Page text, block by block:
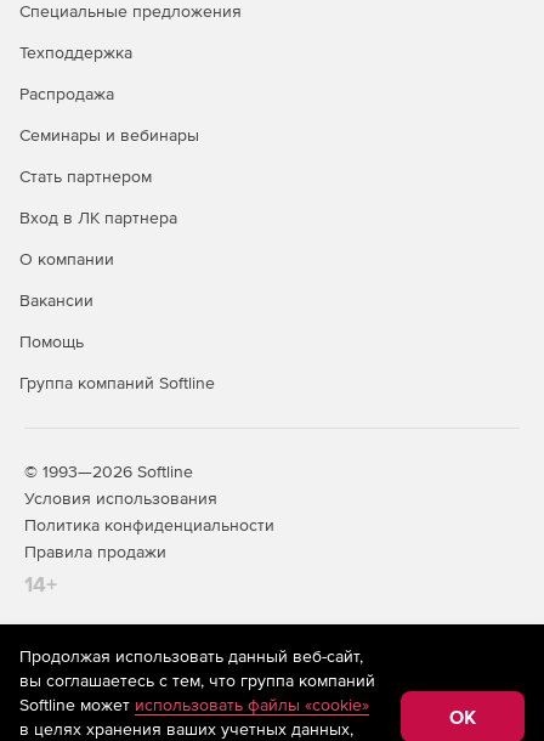
Специальные предложения
Техподдержка
Распродажа
Семинары и вебинары
Стать партнером
Вход в ЛК партнера
О компании
Вакансии
Помощь
Группа компаний Softline
© 1993—2026 Softline
Условия использования
Политика конфиденциальности
Правила продажи
14+
На информационном ресурсе store.softline.ru применяются
рекомендательные технологии(информационные технологии
предоставления информации на основе сбора,
систематизации и анализа сведений, относящихся к
Продолжая использовать данный веб-сайт,
вы соглашаетесь с тем, что группа компаний
Softline может использовать файлы «cookie»
в целях хранения ваших учетных данных,
OK